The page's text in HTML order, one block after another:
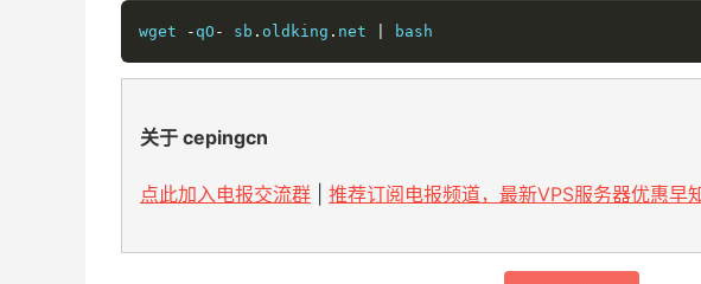
wget
- qO - sb . oldking . net bash
关于 cepingcn
点此加入电报交流群 推荐订阅电报频道，最新VPS服务器优惠早知